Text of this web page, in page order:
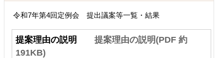
令和7年第4回定例会 提出議案等一覧・結果
提案理由の説明 提案理由の説明(PDF 約
191KB)